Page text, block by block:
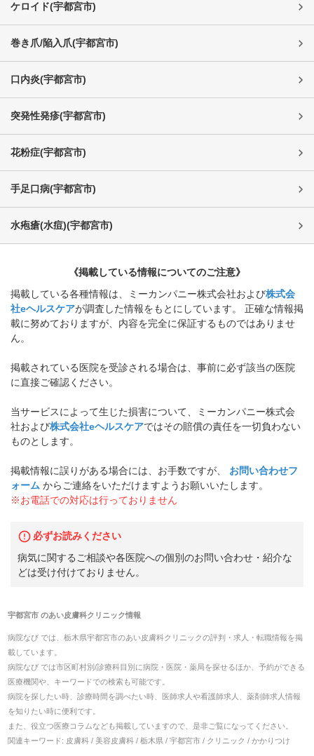
ケロイド(宇都宮市)
巻き爪/陥入爪(宇都宮市)
口内炎(宇都宮市)
突発性発疹(宇都宮市)
花粉症(宇都宮市)
手足口病(宇都宮市)
水疱瘡(水痘)(宇都宮市)
《掲載している情報についてのご注意》
掲載している各種情報は、ミーカンパニー株式会社および株式会
社eヘルスケアが調査した情報をもとにしています。 正確な情報掲
載に努めておりますが、内容を完全に保証するものではありませ
ん。
掲載されている医院を受診される場合は、事前に必ず該当の医院
に直接ご確認ください。
当サービスによって生じた損害について、ミーカンパニー株式会
社および株式会社eヘルスケアではその賠償の責任を一切負わない
ものとします。
掲載情報に誤りがある場合には、お手数ですが、
お問い合わせフ
ォーム からご連絡をいただけますようお願いいたします。
※お電話での対応は行っておりません
必ずお読みください
病気に関するご相談や各医院への個別のお問い合わせ・紹介な
どは受け付けておりません。
宇都宮市のあい皮膚科クリニック情報
病院なび では、 栃木県宇都宮市のあい皮膚科クリニックの評判・求人・転職情報を掲
載しています。
病院なび では市区町村別/診療科目別に病院・医院・薬局を探せるほか、予約ができる
医療機関や、キーワードでの検索も可能です。
病院を探したい時、診療時間を調べたい時、医師求人や看護師求人、薬剤師求人情報
を知りたい時に便利です。
また、役立つ医療コラムなども掲載していますので、是非ご覧になってください。
関連キーワード: 皮膚科 / 美容皮膚科 / 栃木県 / 宇都宮市 / クリニック / かかりつけ